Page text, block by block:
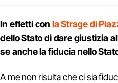
In effetti con la Strage di
dello Stato di dare giustizia
se anche la fiducia nello
A me non risulta che ci sia